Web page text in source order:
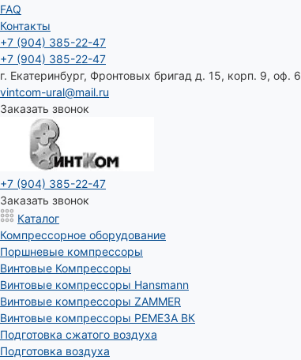
FAQ
Контакты
+7 (904) 385-22-47
+7 (904) 385-22-47
г. Екатеринбург, Фронтовых бригад д. 15, корп. 9, оф. 6
vintcom-ural@mail.ru
Заказать звонок
+7 (904) 385-22-47
Заказать звонок
Каталог
Компрессорное оборудование
Поршневые компрессоры
Винтовые Компрессоры
Винтовые компрессоры Hansmann
Винтовые компрессоры ZAMMER
Винтовые компрессоры РЕМЕЗА ВК
Подготовка сжатого воздуха
Подготовка воздуха